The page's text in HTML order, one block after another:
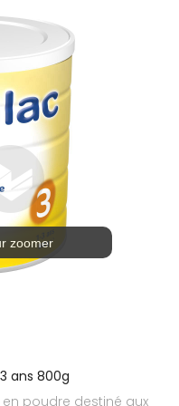
zoomer
ans 800g
poudre destiné aux